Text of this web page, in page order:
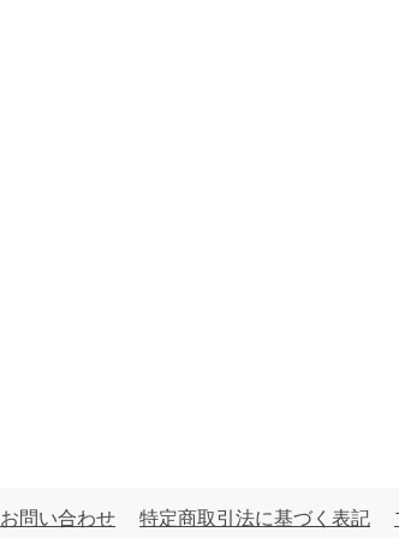
お問い合わせ 特定商取引法に基づく表記